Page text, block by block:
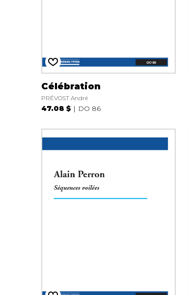
Célébration
PRÉVOST André
47.08 $ DO 86